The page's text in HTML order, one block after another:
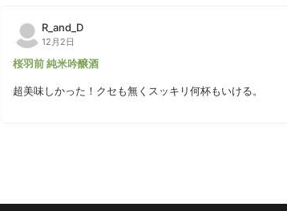
R_and_D
12月2日
桜羽前 純米吟醸酒
超美味しかった！クセも無くスッキリ何杯もいける。